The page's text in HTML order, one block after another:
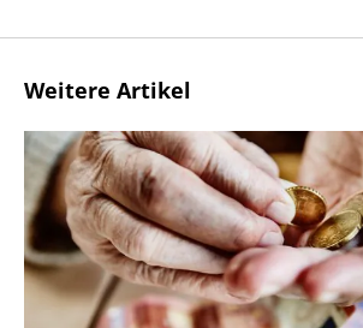
Weitere Artikel